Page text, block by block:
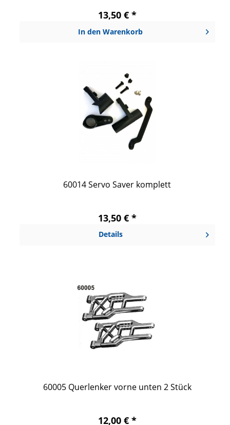
13,50 € *
In den Warenkorb
60014 Servo Saver komplett
13,50 € *
Details
60005 Querlenker vorne unten 2 Stück
12,00 € *